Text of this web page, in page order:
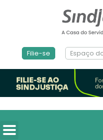
Filie-se Espaço